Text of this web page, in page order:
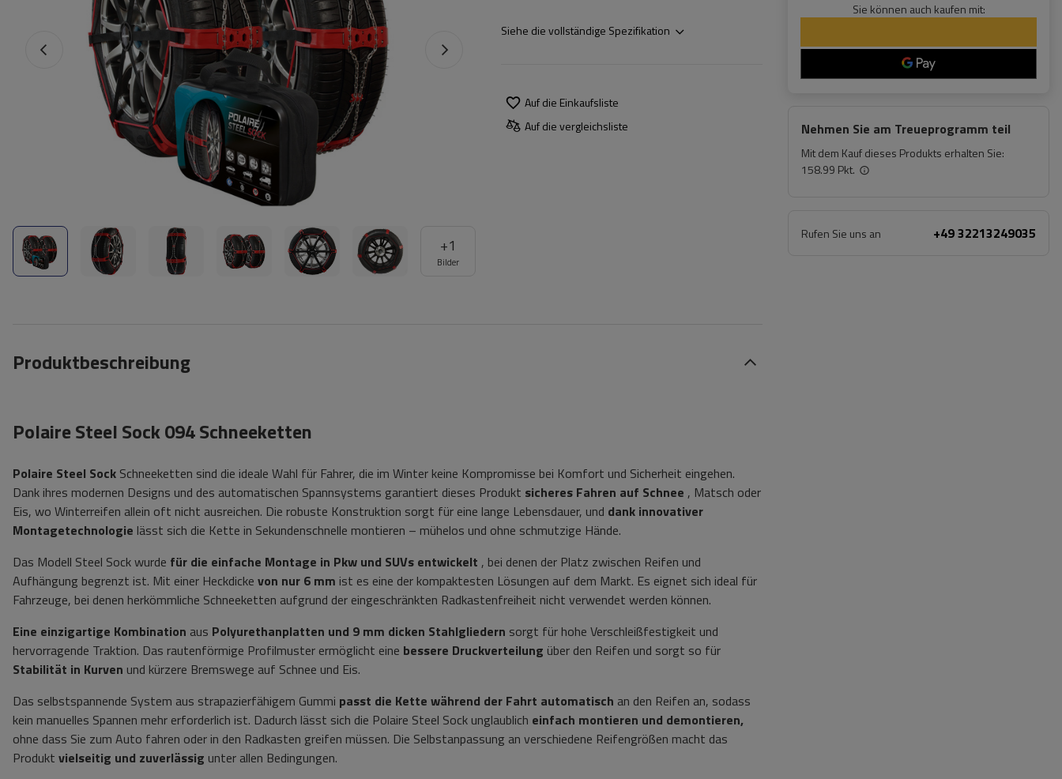
+1
Bilder
Siehe die vollständige Spezifikation
Auf die Einkaufsliste
Auf die vergleichsliste
Sie können auch kaufen mit:
Nehmen Sie am Treueprogramm teil
Mit dem Kauf dieses Produkts erhalten Sie:
158.99 Pkt.
Rufen Sie uns an +49 32213249035
Produktbeschreibung
Polaire Steel Sock 094 Schneeketten
Polaire Steel Sock Schneeketten sind die ideale Wahl für Fahrer, die im Winter keine Kompromisse bei Komfort und Sicherheit eingehen.
Dank ihres modernen Designs und des automatischen Spannsystems garantiert dieses Produkt sicheres Fahren auf Schnee , Matsch oder
Eis, wo Winterreifen allein oft nicht ausreichen. Die robuste Konstruktion sorgt für eine lange Lebensdauer, und dank innovativer
Montagetechnologie lässt sich die Kette in Sekundenschnelle montieren – mühelos und ohne schmutzige Hände.
Das Modell Steel Sock wurde für die einfache Montage in Pkw und SUVs entwickelt , bei denen der Platz zwischen Reifen und
Aufhängung begrenzt ist. Mit einer Heckdicke von nur 6 mm ist es eine der kompaktesten Lösungen auf dem Markt. Es eignet sich ideal für
Fahrzeuge, bei denen herkömmliche Schneeketten aufgrund der eingeschränkten Radkastenfreiheit nicht verwendet werden können.
Eine einzigartige Kombination aus Polyurethanplatten und 9 mm dicken Stahlgliedern sorgt für hohe Verschleißfestigkeit und
hervorragende Traktion. Das rautenförmige Profilmuster ermöglicht eine bessere Druckverteilung über den Reifen und sorgt so für
Stabilität in Kurven und kürzere Bremswege auf Schnee und Eis.
Das selbstspannende System aus strapazierfähigem Gummi passt die Kette während der Fahrt automatisch an den Reifen an, sodass
kein manuelles Spannen mehr erforderlich ist. Dadurch lässt sich die Polaire Steel Sock unglaublich einfach montieren und demontieren,
ohne dass Sie zum Auto fahren oder in den Radkasten greifen müssen. Die Selbstanpassung an verschiedene Reifengrößen macht das
Produkt vielseitig und zuverlässig unter allen Bedingungen.